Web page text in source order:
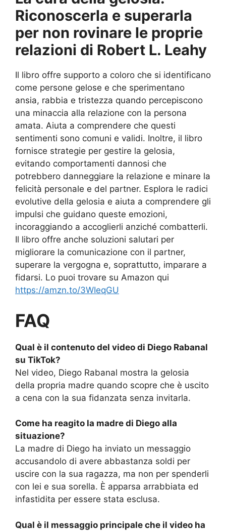
Riconoscerla e superarla
per non rovinare le proprie
relazioni di Robert L. Leahy
Il libro offre supporto a coloro che si identificano
come persone gelose e che sperimentano
ansia, rabbia e tristezza quando percepiscono
una minaccia alla relazione con la persona
amata. Aiuta a comprendere che questi
sentimenti sono comuni e validi. Inoltre, il libro
fornisce strategie per gestire la gelosia,
evitando comportamenti dannosi che
potrebbero danneggiare la relazione e minare la
felicità personale e del partner. Esplora le radici
evolutive della gelosia e aiuta a comprendere gli
impulsi che guidano queste emozioni,
incoraggiando a accoglierli anziché combatterli.
Il libro offre anche soluzioni salutari per
migliorare la comunicazione con il partner,
superare la vergogna e, soprattutto, imparare a
fidarsi. Lo puoi trovare su Amazon qui
https://amzn.to/3WIeqGU
FAQ
Qual è il contenuto del video di Diego Rabanal
su TikTok?
Nel video, Diego Rabanal mostra la gelosia
della propria madre quando scopre che è uscito
a cena con la sua fidanzata senza invitarla.
Come ha reagito la madre di Diego alla
situazione?
La madre di Diego ha inviato un messaggio
accusandolo di avere abbastanza soldi per
uscire con la sua ragazza, ma non per spenderli
con lei e sua sorella. È apparsa arrabbiata ed
infastidita per essere stata esclusa.
Qual è il messaggio principale che il video ha